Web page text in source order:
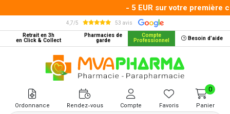
- 5 EUR sur votre première
4,7/5
53 avis
Retrait en 3h
en Click & Collect
Pharmacies de
garde
Compte
Professionnel Besoin d’aide
MVA Pharma Votre pharmacie
Ordonnance Rendez-vous Compte Favoris Panier
0